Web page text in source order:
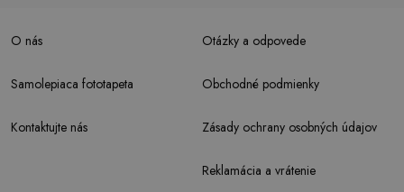
O nás
Samolepiaca fototapeta
Kontaktujte nás
Otázky a odpovede
Obchodné podmienky
Zásady ochrany osobných údajov
Reklamácia a vrátenie